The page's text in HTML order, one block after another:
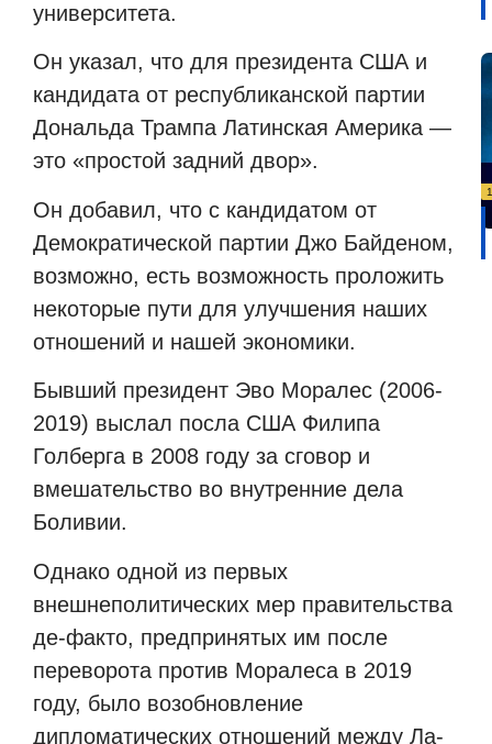
университета.
Он указал, что для президента США и
кандидата от республиканской партии
Дональда Трампа Латинская Америка —
это «простой задний двор».
Он добавил, что с кандидатом от
Демократической партии Джо Байденом,
возможно, есть возможность проложить
некоторые пути для улучшения наших
отношений и нашей экономики.
Бывший президент Эво Моралес (2006-
2019) выслал посла США Филипа
Голберга в 2008 году за сговор и
вмешательство во внутренние дела
Боливии.
Однако одной из первых
внешнеполитических мер правительства
де-факто, предпринятых им после
переворота против Моралеса в 2019
году, было возобновление
дипломатических отношений между Ла-